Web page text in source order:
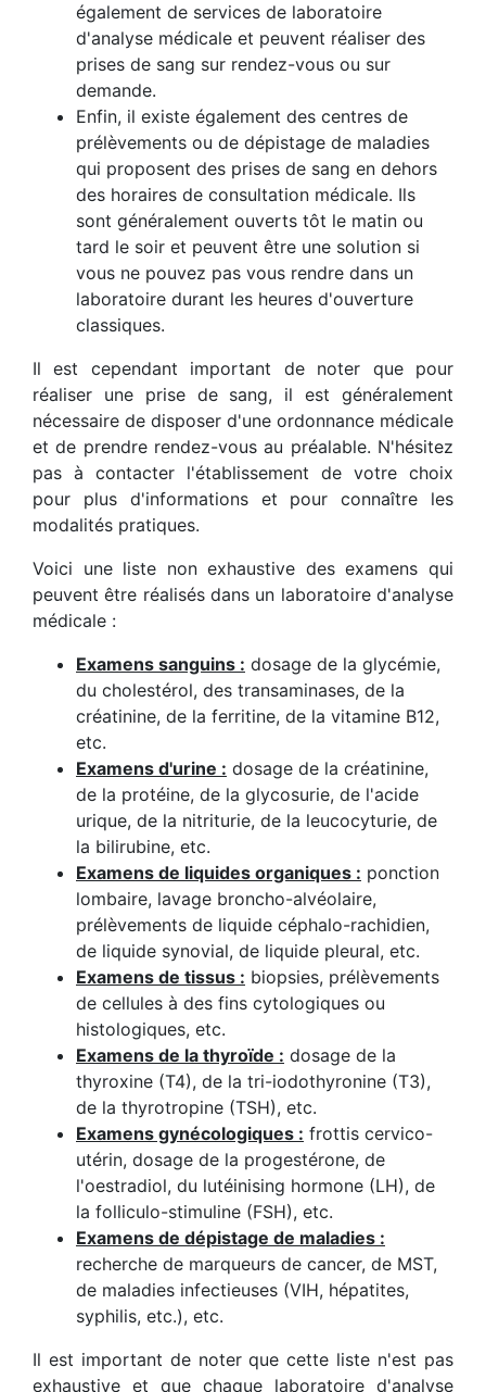
également de services de laboratoire
d'analyse médicale et peuvent réaliser des
prises de sang sur rendez-vous ou sur
demande.
Enfin, il existe également des centres de
prélèvements ou de dépistage de maladies
qui proposent des prises de sang en dehors
des horaires de consultation médicale. Ils
sont généralement ouverts tôt le matin ou
tard le soir et peuvent être une solution si
vous ne pouvez pas vous rendre dans un
laboratoire durant les heures d'ouverture
classiques.
Il est cependant important de noter que pour
réaliser une prise de sang, il est généralement
nécessaire de disposer d'une ordonnance médicale
et de prendre rendez-vous au préalable. N'hésitez
pas à contacter l'établissement de votre choix
pour plus d'informations et pour connaître les
modalités pratiques.
Voici une liste non exhaustive des examens qui
peuvent être réalisés dans un laboratoire d'analyse
médicale :
Examens sanguins : dosage de la glycémie,
du cholestérol, des transaminases, de la
créatinine, de la ferritine, de la vitamine B12,
etc.
Examens d'urine : dosage de la créatinine,
de la protéine, de la glycosurie, de l'acide
urique, de la nitriturie, de la leucocyturie, de
la bilirubine, etc.
Examens de liquides organiques : ponction
lombaire, lavage broncho-alvéolaire,
prélèvements de liquide céphalo-rachidien,
de liquide synovial, de liquide pleural, etc.
Examens de tissus : biopsies, prélèvements
de cellules à des fins cytologiques ou
histologiques, etc.
Examens de la thyroïde : dosage de la
thyroxine (T4), de la tri-iodothyronine (T3),
de la thyrotropine (TSH), etc.
Examens gynécologiques : frottis cervico-
utérin, dosage de la progestérone, de
l'oestradiol, du lutéinising hormone (LH), de
la folliculo-stimuline (FSH), etc.
Examens de dépistage de maladies :
recherche de marqueurs de cancer, de MST,
de maladies infectieuses (VIH, hépatites,
syphilis, etc.), etc.
Il est important de noter que cette liste n'est pas
exhaustive et que chaque laboratoire d'analyse